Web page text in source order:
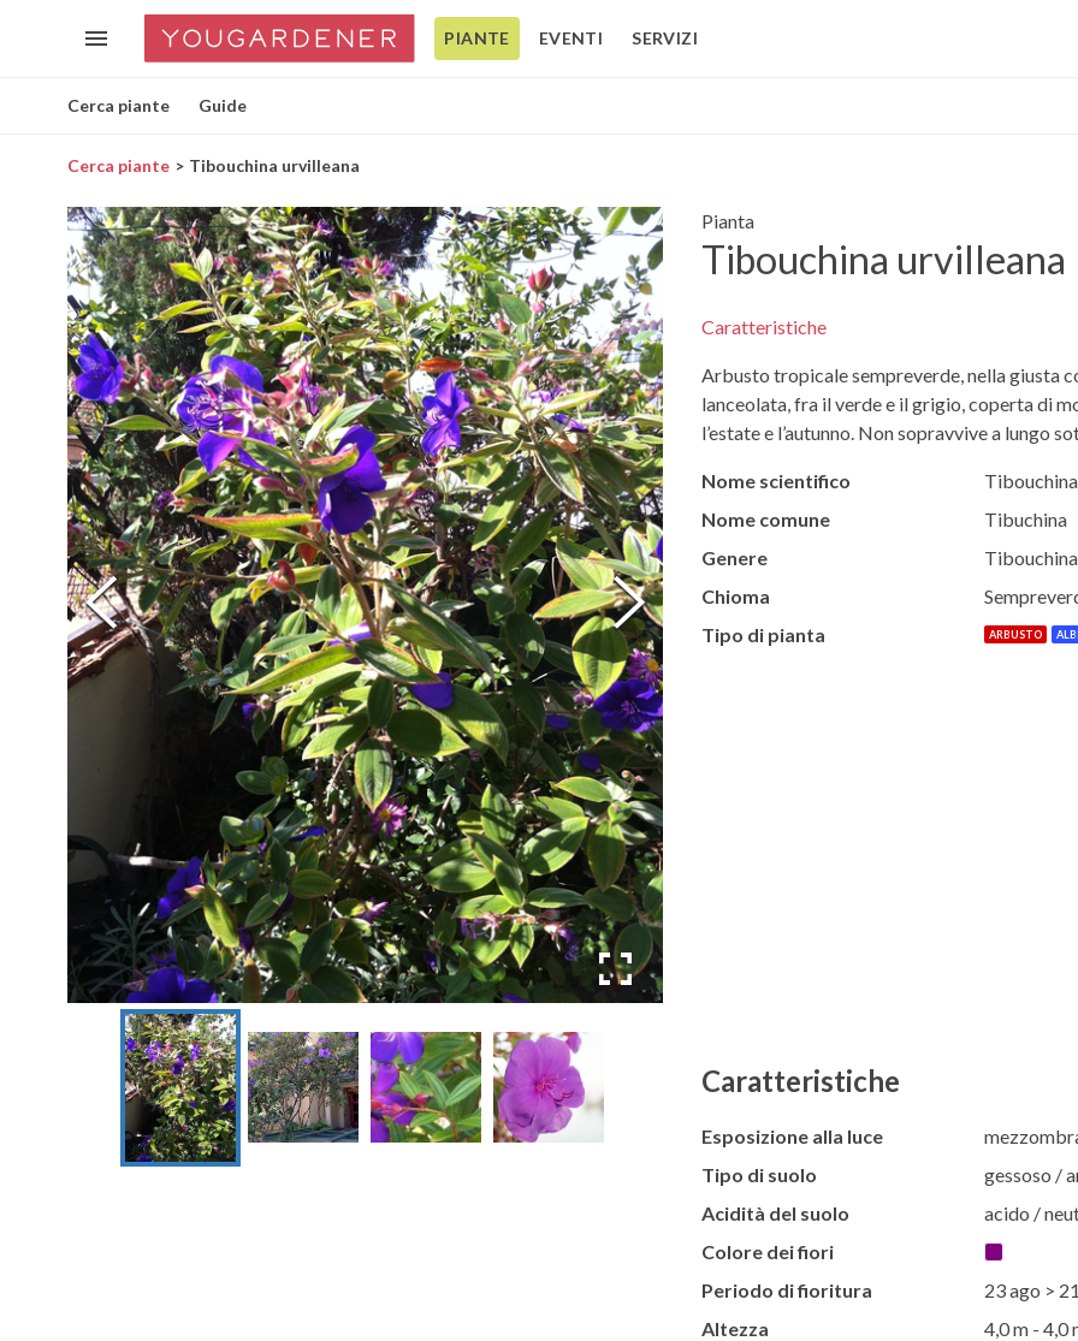
PIANTE EVENTI SERVIZI
Cerca piante Guide
Cerca piante Tibouchina urvilleana
Pianta
Tibouchina urvilleana
Caratteristiche
Arbusto tropicale sempreverde, nella giusta
lanceolata, fra il verde e il grigio, coperta di
l’estate e l’autunno. Non sopravvive a lungo
Nome scientifico
Nome comune
Tibuchina
Genere
Tibouchina
Chioma
Tipo di pianta
ARBUSTO
Caratteristiche
Esposizione alla luce
Tipo di suolo
gessoso /
Acidità del suolo
acido /
Colore dei fiori
Periodo di fioritura
23 ago >
Altezza
4,0 m - 4,0